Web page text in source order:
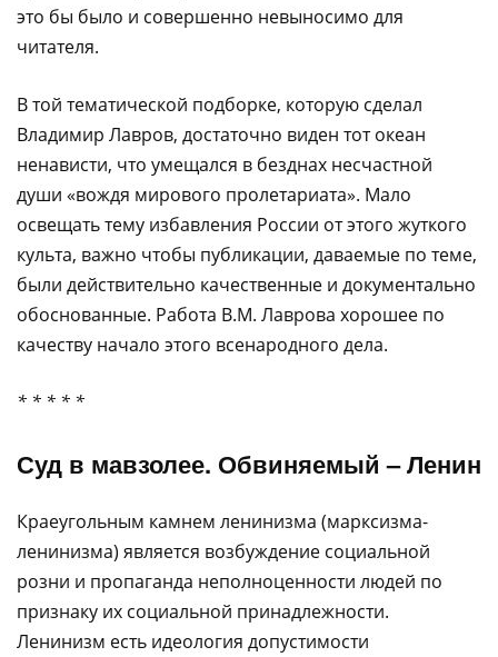
это бы было и совершенно невыносимо для
читателя.
В той тематической подборке, которую сделал
Владимир Лавров, достаточно виден тот океан
ненависти, что умещался в безднах несчастной
души «вождя мирового пролетариата». Мало
освещать тему избавления России от этого жуткого
культа, важно чтобы публикации, даваемые по теме,
были действительно качественные и документально
обоснованные. Работа В.М. Лаврова хорошее по
качеству начало этого всенародного дела.
* * * * *
Суд в мавзолее. Обвиняемый – Ленин
Краеугольным камнем ленинизма (марксизма-
ленинизма) является возбуждение социальной
розни и пропаганда неполноценности людей по
признаку их социальной принадлежности.
Ленинизм есть идеология допустимости